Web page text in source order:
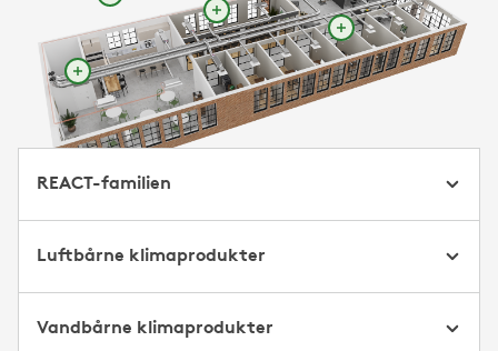
REACT-familien
Luftbårne klimaprodukter
Vandbårne klimaprodukter